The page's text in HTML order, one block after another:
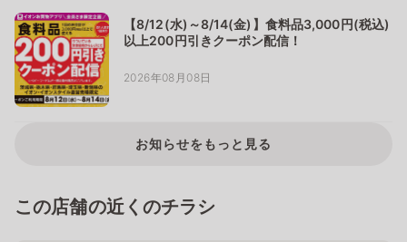
【8/12(水)～8/14(金)】食料品3,000円(税込)
以上200円引きクーポン配信！
2026年08月08日
お知らせをもっと見る
この店舗の近くのチラシ